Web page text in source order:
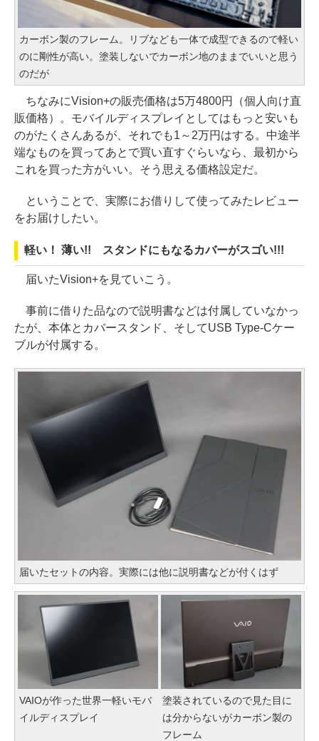
カーボン製のフレーム。リブなども一体で成型できるので軽い
のに剛性が高い。塗装しないでカーボン地のままでいいと思う
のだが
ちなみにVision+の販売価格は5万4800円（個人向け直
販価格）。モバイルディスプレイとしてはもっと安いも
のがたくさんあるが、それでも1～2万円はする。中途半
端なものを買ってあとで買い直すぐらいなら、最初から
これを買った方がいい。そう思える価格設定だ。
ということで、実際にお借りして使ってみたレビュー
をお届けしたい。
軽い！ 薄い!! スタンドにもなるカバーがスゴい!!!
届いたVision+を見ていこう。
事前に借りた品なので説明書などは付属していなかっ
たが、本体とカバースタンド、そしてUSB Type-Cケー
ブルが付属する。
届いたセットの内容。実際には他に説明書などが付くはず
VAIOが作った世界一軽いモバ
イルディスプレイ
塗装されているので見た目に
は分からないがカーボン製の
フレーム